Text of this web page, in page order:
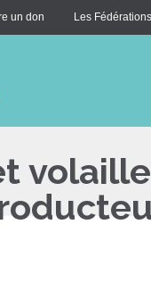
un don Les Fédérations